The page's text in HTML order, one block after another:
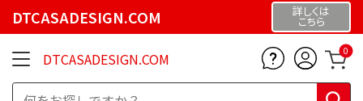
DTCASADESIGN.COM 詳しくは
こちら
DTCASADESIGN.COM 0